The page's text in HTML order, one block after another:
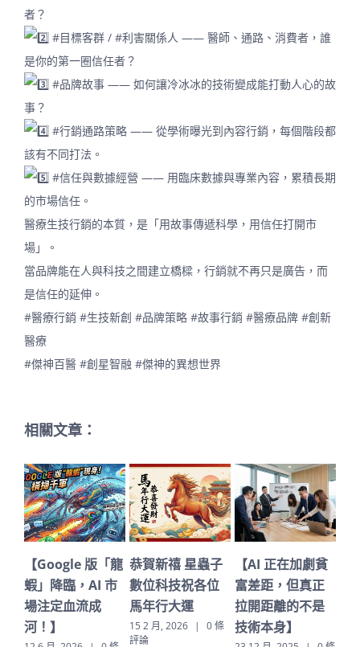
者？
#目標客群 / #利害關係人 —— 醫師、通路、消費者，誰
是你的第一圈信任者？
#品牌故事 —— 如何讓冷冰冰的技術變成能打動人心的故
事？
#行銷通路策略 —— 從學術曝光到內容行銷，每個階段都
該有不同打法。
#信任與數據經營 —— 用臨床數據與專業內容，累積長期
的市場信任。
醫療生技行銷的本質，是「用故事傳遞科學，用信任打開市
場」。
當品牌能在人與科技之間建立橋樑，行銷就不再只是廣告，而
是信任的延伸。
#醫療行銷 #生技新創 #品牌策略 #故事行銷 #醫療品牌 #創新
醫療
#傑神百醫 #創星智融 #傑神的異想世界
相關文章：
【Google 版「龍
蝦」降臨，AI 市
場注定血流成
河！】
恭賀新禧 星蟲子
數位科技祝各位
馬年行大運
15 2 月, 2026 |
0 條
評論
【AI 正在加劇貧
富差距，但真正
拉開距離的不是
技術本身】